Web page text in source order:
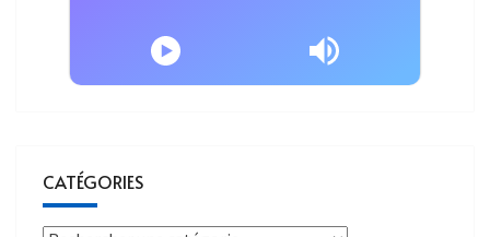
CATÉGORIES